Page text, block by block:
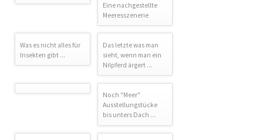
Eine nachgestellte
Meeresszenerie
Was es nicht alles für
Insekten gibt ...
Das letzte was man
sieht, wenn man ein
Nilpferd ärgert ...
Noch "Meer"
Ausstellungstücke
bis unters Dach ...